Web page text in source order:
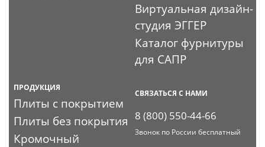
Виртуальная дизайн-
студия ЭГГЕР
Каталог фурнитуры
для САПР
ПРОДУКЦИЯ
Плиты с покрытием
Плиты без покрытия
Кромочный
СВЯЗАТЬСЯ С НАМИ
8 (800) 550-44-66
Звонок по России бесплатный